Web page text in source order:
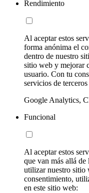
Rendimiento
Al aceptar estos
forma anónima el
dentro de nuestro
sitio web y mejorar
usuario. Con tu
servicios de
Google Analytics,
Funcional
Al aceptar estos
que van más allá
utilizar nuestro sitio
consentimiento,
en este sitio web: